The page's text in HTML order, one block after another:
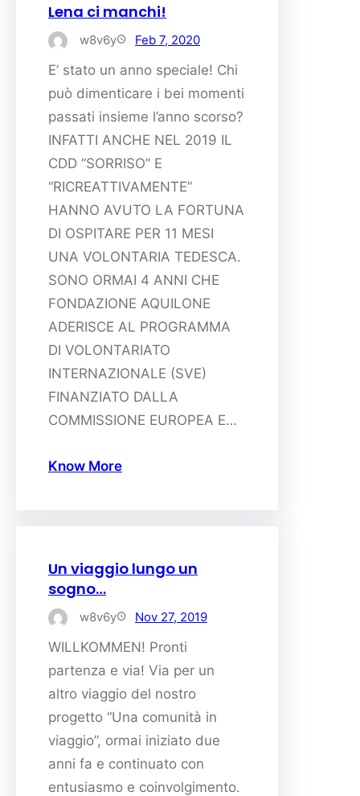
Lena ci manchi!
w8v6y Feb 7, 2020
E’ stato un anno speciale! Chi
può dimenticare i bei momenti
passati insieme l’anno scorso?
INFATTI ANCHE NEL 2019 IL
CDD “SORRISO” E
“RICREATTIVAMENTE”
HANNO AVUTO LA FORTUNA
DI OSPITARE PER 11 MESI
UNA VOLONTARIA TEDESCA.
SONO ORMAI 4 ANNI CHE
FONDAZIONE AQUILONE
ADERISCE AL PROGRAMMA
DI VOLONTARIATO
INTERNAZIONALE (SVE)
FINANZIATO DALLA
COMMISSIONE EUROPEA E…
Know More
Un viaggio lungo un
sogno…
w8v6y Nov 27, 2019
WILLKOMMEN! Pronti
partenza e via! Via per un
altro viaggio del nostro
progetto “Una comunità in
viaggio”, ormai iniziato due
anni fa e continuato con
entusiasmo e coinvolgimento.